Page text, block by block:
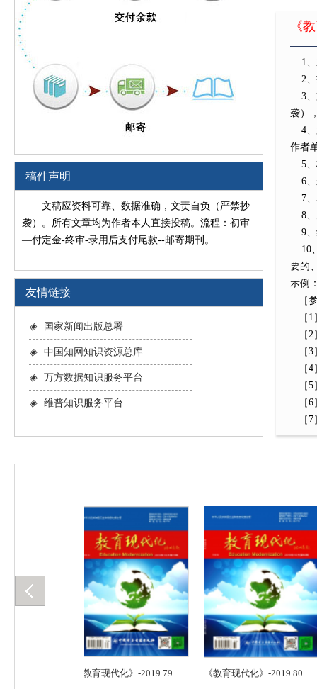
《
1、
2、
3、
袭）
4、
作者
5、
6、
7、
8、
9、
10
要的
示例
［
［1
［2
［3
［4
［5
［6
［7
稿件声明
文稿应资料可靠、数据准确，文责自负（严禁抄
袭）。所有文章均为作者本人直接投稿。流程：初审
—付定金-终审-录用后支付尾款--邮寄期刊。
友情链接
◈ 国家新闻出版总署
◈ 中国知网知识资源总库
◈ 万方数据知识服务平台
◈ 维普知识服务平台
《教育现代化》-2019.79 《教育现代化》-2019.80